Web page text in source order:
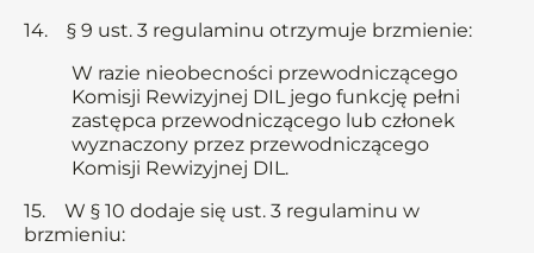
14. § 9 ust. 3 regulaminu otrzymuje brzmienie:
W razie nieobecności przewodniczącego
Komisji Rewizyjnej DIL jego funkcję pełni
zastępca przewodniczącego lub członek
wyznaczony przez przewodniczącego
Komisji Rewizyjnej DIL.
15. W § 10 dodaje się ust. 3 regulaminu w
brzmieniu: